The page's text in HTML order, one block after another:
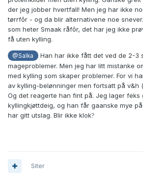
der jeg jobber hvertfall! Men jeg har ikke
tørrfôr - og da blir alternativene noe
som heter Smaak råfôr, det har jeg ikke
få uten kylling.
@Salka
Han har ikke fått det ved de 2-3
mageproblemer. Men jeg har litt mistanke
med kylling som skaper problemer. For vi
av kylling-belønninger men fortsatt på v&h
Og det reagerte han fint på. Jeg lager feks
kyllingkjøttdeig, og han får gaanske mye
har gitt utslag. Blir ikke klok?
Siter